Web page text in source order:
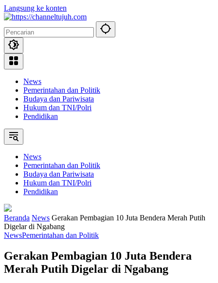
Langsung ke konten
News
Pemerintahan dan Politik
Budaya dan Pariwisata
Hukum dan TNI/Polri
Pendidikan
News
Pemerintahan dan Politik
Budaya dan Pariwisata
Hukum dan TNI/Polri
Pendidikan
Beranda News Gerakan Pembagian 10 Juta Bendera Merah Putih
Digelar di Ngabang
NewsPemerintahan dan Politik
Gerakan Pembagian 10 Juta Bendera
Merah Putih Digelar di Ngabang